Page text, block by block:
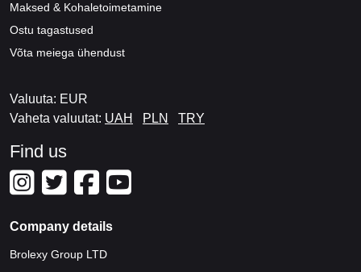
Maksed & Kohaletoimetamine
Ostu tagastused
Võta meiega ühendust
Valuuta: EUR
Vaheta valuutat: UAH PLN TRY
Find us
Company details
Brolexy Group LTD